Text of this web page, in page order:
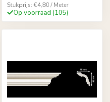
Stukprijs: €4,80 / Meter
Op voorraad (105)